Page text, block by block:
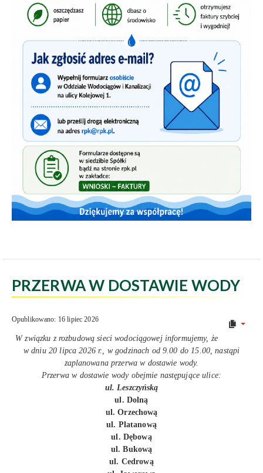
PRZERWA W DOSTAWIE WODY
Opublikowano: 16 lipiec 2026
W związku z rozbudową sieci wodociągowej informujemy, że
w dniu 20 lipca 2026 r., w godzinach od 9.00 do 15.00, nastąpi
zaplanowana przerwa w dostawie wody.
Przerwa w dostawie wody obejmie następujące ulice:
ul. Leszczyńską
ul. Dolną
ul. Orzechową
ul. Platanową
ul. Dębową
ul. Bukową
ul. Cedrową